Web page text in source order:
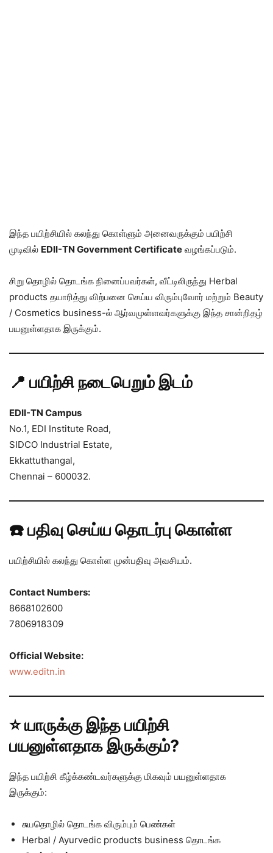
இந்த பயிற்சியில் கலந்து கொள்ளும் அனைவருக்கும் பயிற்சி
முடிவில் EDII-TN Government Certificate வழங்கப்படும்.
சிறு தொழில் தொடங்க நினைப்பவர்கள், வீட்டிலிருந்து Herbal
products தயாரித்து விற்பனை செய்ய விரும்புவோர் மற்றும் Beauty
/ Cosmetics business-ல் ஆர்வமுள்ளவர்களுக்கு இந்த சான்றிதழ்
பயனுள்ளதாக இருக்கும்.
📍 பயிற்சி நடைபெறும் இடம்
EDII-TN Campus
No.1, EDI Institute Road,
SIDCO Industrial Estate,
Ekkattuthangal,
Chennai – 600032.
☎️ பதிவு செய்ய தொடர்பு கொள்ள
பயிற்சியில் கலந்து கொள்ள முன்பதிவு அவசியம்.
Contact Numbers:
8668102600
7806918309
Official Website:
www.editn.in
⭐ யாருக்கு இந்த பயிற்சி
பயனுள்ளதாக இருக்கும்?
இந்த பயிற்சி கீழ்க்கண்டவர்களுக்கு மிகவும் பயனுள்ளதாக
இருக்கும்:
சுயதொழில் தொடங்க விரும்பும் பெண்கள்
Herbal / Ayurvedic products business தொடங்க